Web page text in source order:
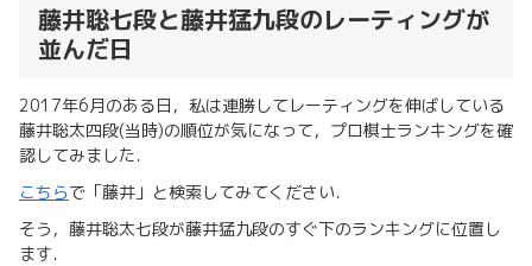
藤井聡七段と藤井猛九段のレーティングが
並んだ日
2017年6月のある日，私は連勝してレーティングを伸ばしている
藤井聡太四段(当時)の順位が気になって，プロ棋士ランキングを確
認してみました．
こちらで「藤井」と検索してみてください．
そう，藤井聡太七段が藤井猛九段のすぐ下のランキングに位置し
ます．